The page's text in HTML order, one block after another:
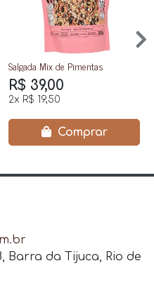
Salgada Mix de Pimentas
R$ 39,00
2x R$ 19,50
Comprar
Barra da Tijuca, Rio de